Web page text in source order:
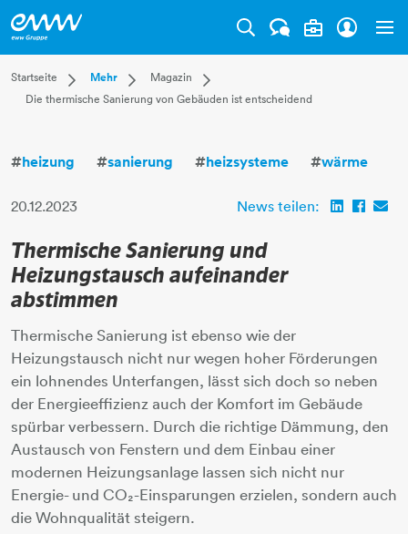
Startseite
Dropdown Startseite
Privatkunden
Mehr
Dropdown Mehr
Karriere
Magazin
Dropdown Magazin
Aktuell
Verantwortung
Die thermische Sanierung von Gebäuden ist entscheidend
#heizung #sanierung #heizsysteme #wärme
20.12.2023 News teilen:
Thermische Sanierung und
Heizungstausch aufeinander
abstimmen
Thermische Sanierung ist ebenso wie der
Heizungstausch nicht nur wegen hoher Förderungen
ein lohnendes Unterfangen, lässt sich doch so neben
der Energieeffizienz auch der Komfort im Gebäude
spürbar verbessern. Durch die richtige Dämmung, den
Austausch von Fenstern und dem Einbau einer
modernen Heizungsanlage lassen sich nicht nur
Energie- und CO₂-Einsparungen erzielen, sondern auch
die Wohnqualität steigern.